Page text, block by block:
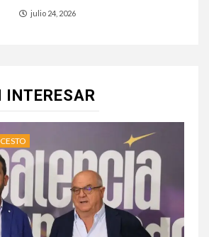
julio 24, 2026
INTERESAR